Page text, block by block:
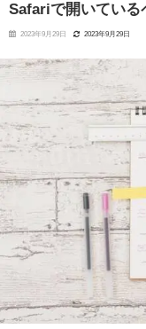
Safariで開いている
2023年9月29日 2023年9月29日